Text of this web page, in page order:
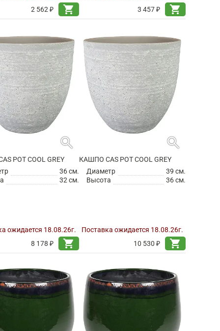
2 562 ₽
shopping_cart
3 457 ₽
shopping_cart
search
POT COOL GREY
36 см.
32 см.
ожидается 18.08.26г.
8 178 ₽
shopping_cart
search
КАШПО CAS POT COOL GREY
Диаметр
39 см.
Высота
36 см.
Поставка ожидается 18.08.26г.
10 530 ₽
shopping_cart